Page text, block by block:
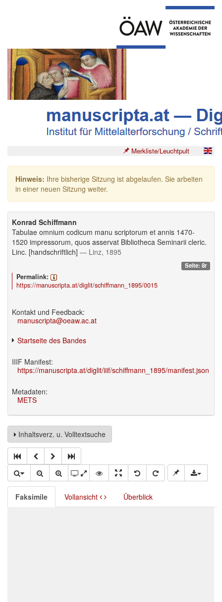
Merkliste/Leuchtpult
Hinweis: Ihre bisherige Sitzung ist abgelaufen. Sie arbeiten
in einer neuen Sitzung weiter.
Konrad Schiffmann
Tabulae omnium codicum manu scriptorum et annis 1470-
1520 impressorum, quos asservat Bibliotheca Seminarii cleric.
Linc. [handschriftlich] — Linz, 1895
Seite: 8r
Permalink:
https://manuscripta.at/diglit/schiffmann_1895/0015
Kontakt und Feedback:
manuscripta@oeaw.ac.at
Startseite des Bandes
IIIF Manifest:
https://manuscripta.at/diglit/iiif/schiffmann_1895/manifest.json
Metadaten:
METS
Inhaltsverz. u. Volltextsuche
Faksimile Vollansicht Überblick